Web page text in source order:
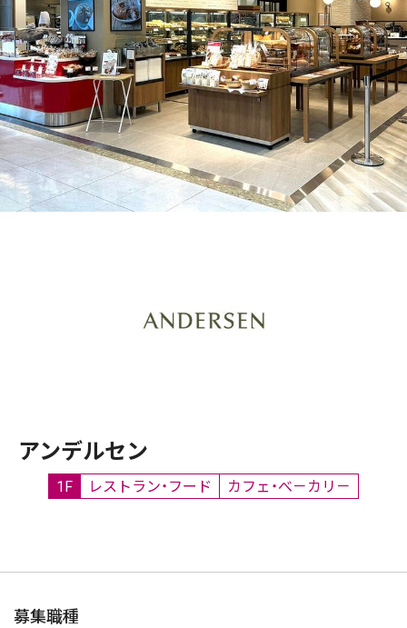
アンデルセン
1F レストラン・フード カフェ・べ－カリ－
募集職種